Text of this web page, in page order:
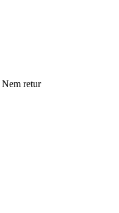
Nem retur